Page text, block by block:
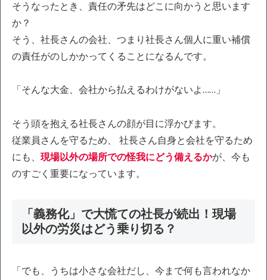
そうなったとき、責任の矛先はどこに向かうと思います
か？
そう、社長さんの会社、つまり社長さん個人に重い補償
の責任がのしかかってくることになるんです。
「そんな大金、会社から払えるわけがないよ……」
そう頭を抱える社長さんの顔が目に浮かびます。
従業員さんを守るため、 社長さん自身と会社を守るため
にも、 現場以外の場所での怪我にどう備えるかが、今も
のすごく重要になっています。
「義務化」で大慌ての社長が続出！現場
以外の労災はどう乗り切る？
「でも、うちは小さな会社だし、今まで何も言われなか